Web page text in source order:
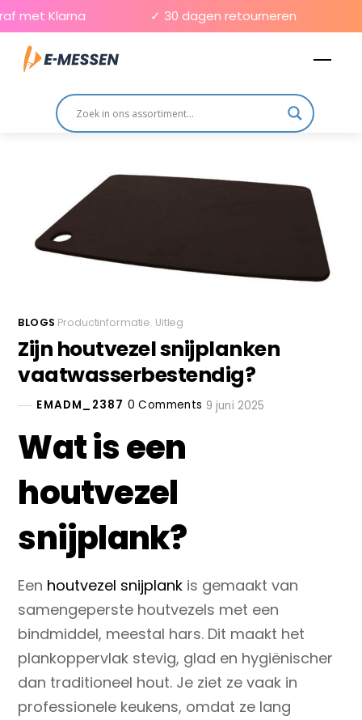
Skip
to
content
met Klarna ✓ 30 dagen retourneren
BLOGS Productinformatie Uitleg
Zijn houtvezel snijplanken
vaatwasserbestendig?
EMADM_2387 0 Comments 9 juni 2025
Wat is een
houtvezel
snijplank?
Een houtvezel snijplank is gemaakt van
samengeperste houtvezels met een
bindmiddel, meestal hars. Dit maakt het
plankoppervlak stevig, glad en hygiënischer
dan traditioneel hout. Je ziet ze vaak in
professionele keukens, omdat ze lang